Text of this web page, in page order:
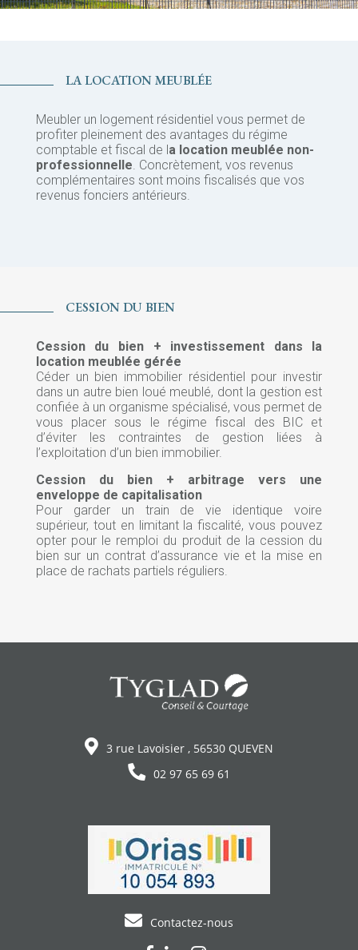
LA LOCATION MEUBLÉE
Meubler un logement résidentiel vous permet de
profiter pleinement des avantages du régime
comptable et fiscal de l a location meublée non-
professionnelle. Concrètement, vos revenus
complémentaires sont moins fiscalisés que vos
revenus fonciers antérieurs.
CESSION DU BIEN
Cession du bien + investissement dans la
location meublée gérée
Céder un bien immobilier résidentiel pour investir
dans un autre bien loué meublé, dont la gestion est
confiée à un organisme spécialisé, vous permet de
vous placer sous le régime fiscal des BIC et
d’éviter les contraintes de gestion liées à
l’exploitation d’un bien immobilier.
Cession du bien + arbitrage vers une
enveloppe de capitalisation
Pour garder un train de vie identique voire
supérieur, tout en limitant la fiscalité, vous pouvez
opter pour le remploi du produit de la cession du
bien sur un contrat d’assurance vie et la mise en
place de rachats partiels réguliers.
3 rue Lavoisier , 56530 QUEVEN
02 97 65 69 61
Contactez-nous